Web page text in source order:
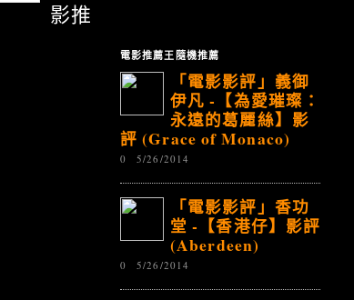
影推
電影推薦王隨機推薦
「電影影評」義御
伊凡 -【為愛璀璨：
永遠的葛麗絲】影
評 (Grace of Monaco)
0 5/26/2014
「電影影評」香功
堂 -【香港仔】影評
(Aberdeen)
0 5/26/2014